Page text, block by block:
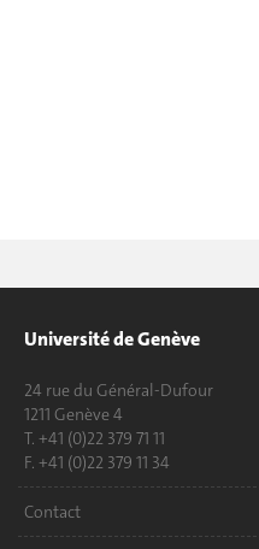
Université de Genève
24 rue du Général-Dufour
1211 Genève 4
T. +41 (0)22 379 71 11
F. +41 (0)22 379 11 34
Contact